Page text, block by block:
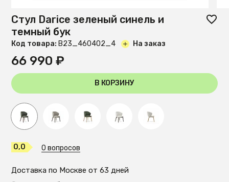
Стул Darice зеленый синель и
темный бук
Код товара: B23_460402_4 На заказ
66 990 ₽
В КОРЗИНУ
0,0 0 вопросов
Доставка по Москве от 63 дней